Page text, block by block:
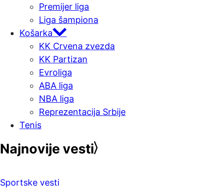
Premijer liga
Liga šampiona
Košarka
KK Crvena zvezda
KK Partizan
Evroliga
ABA liga
NBA liga
Reprezentacija Srbije
Tenis
Najnovije vesti
Sportske vesti